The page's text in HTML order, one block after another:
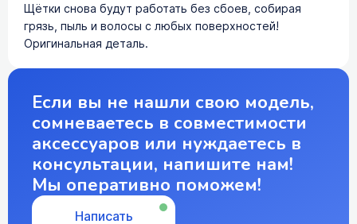
Щётки снова будут работать без сбоев, собирая
грязь, пыль и волосы с любых поверхностей!
Оригинальная деталь.
Если вы не нашли свою модель,
сомневаетесь в совместимости
аксессуаров или нуждаетесь в
консультации, напишите нам!
Мы оперативно поможем!
Написать